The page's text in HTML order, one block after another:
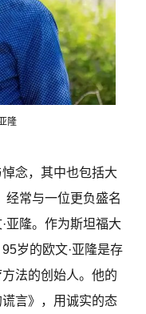
隆
念，其中也包括大
经常与一位更负盛名
亚隆。作为斯坦福大
岁的欧文·亚隆是存
法的创始人。他的
言》，用诚实的态